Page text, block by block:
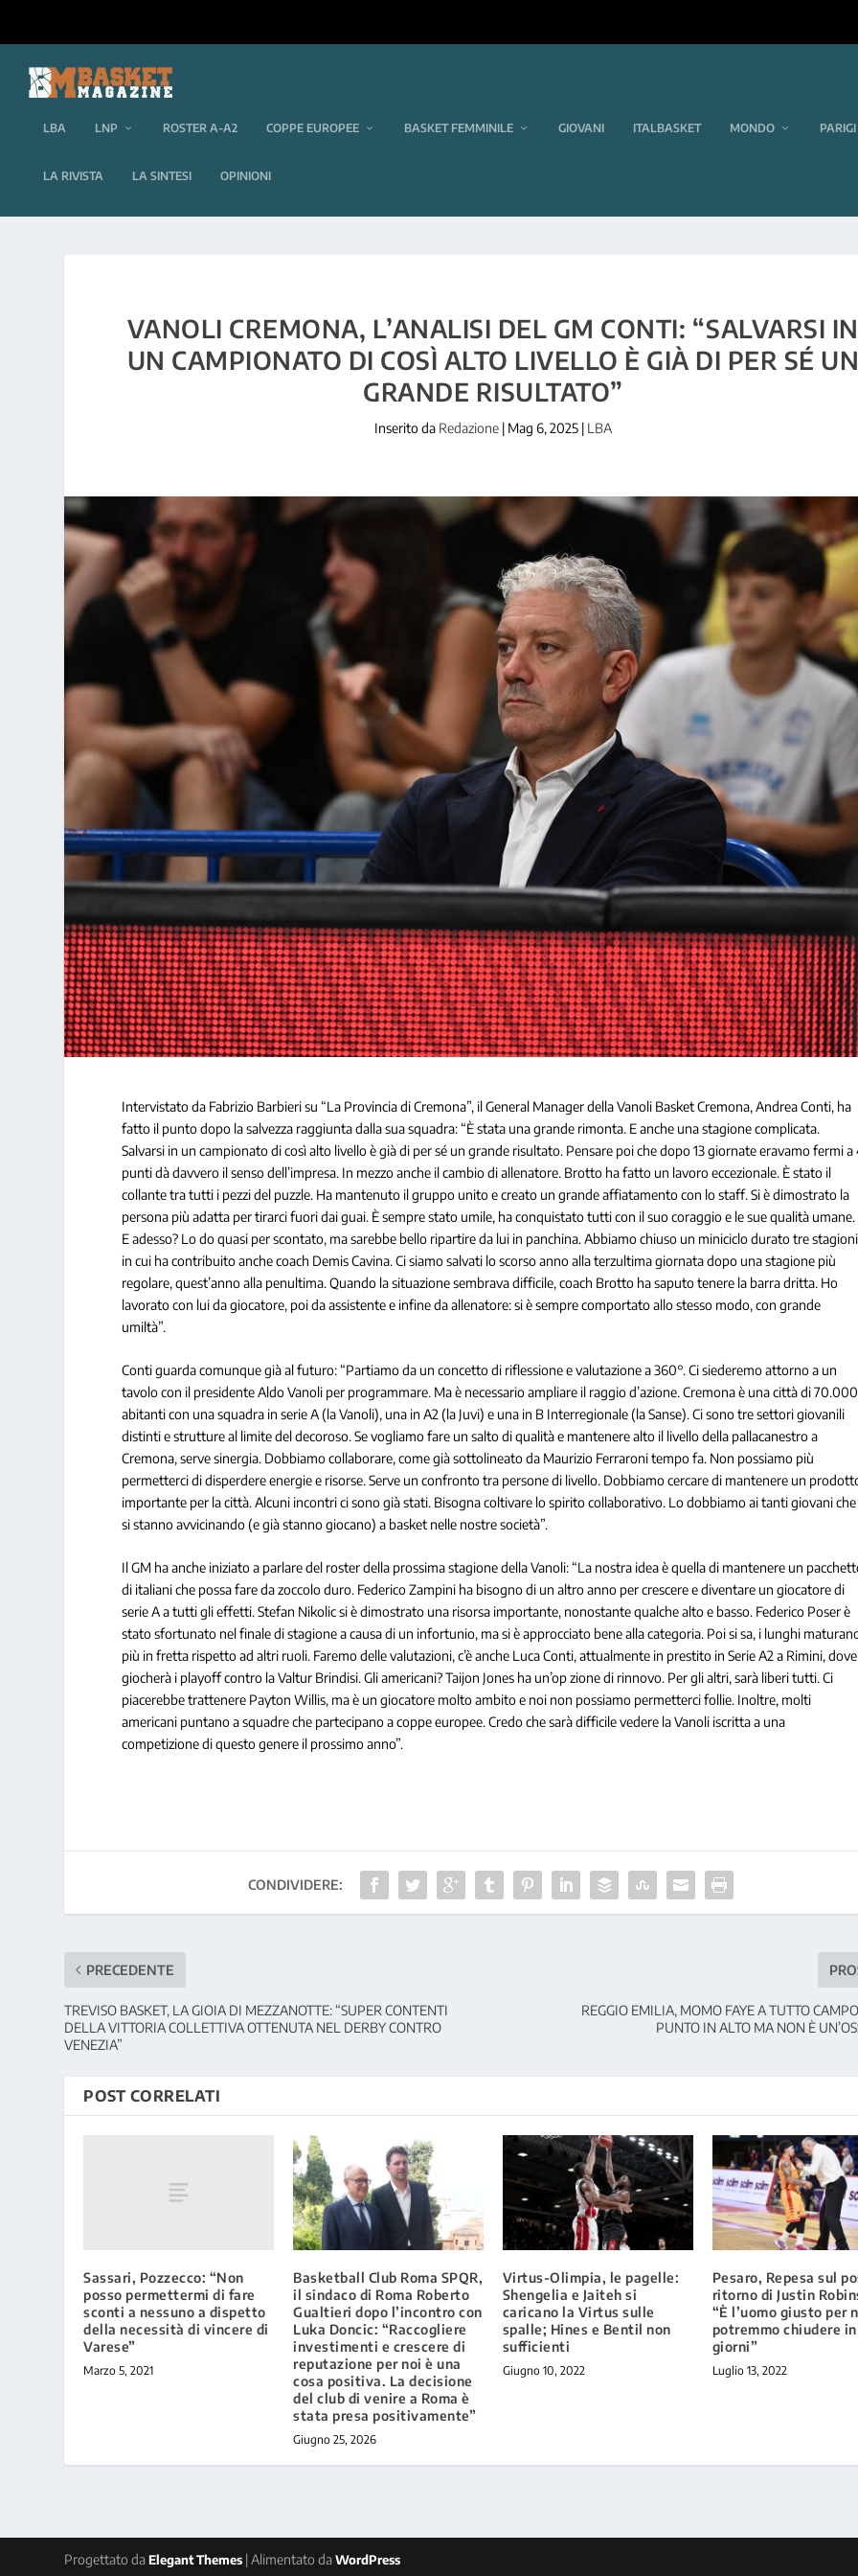
LBA LNP ROSTER A-A2 COPPE EUROPEE BASKET FEMMINILE GIOVANI ITALBASKET MONDO
LA RIVISTA LA SINTESI OPINIONI
VANOLI CREMONA, L’ANALISI DEL GM CONTI: “SALVARSI IN
UN CAMPIONATO DI COSÌ ALTO LIVELLO È GIÀ DI PER SÉ UN
GRANDE RISULTATO”
Inserito da Redazione| Mag 6, 2025| LBA
Intervistato da Fabrizio Barbieri su “La Provincia di Cremona”, il General Manager della Vanoli Basket Cremona, Andrea Conti, ha
fatto il punto dopo la salvezza raggiunta dalla sua squadra: “È stata una grande rimonta. E anche una stagione complicata.
Salvarsi in un campionato di così alto livello è già di per sé un grande risultato. Pensare poi che dopo 13 giornate eravamo fermi a
punti dà davvero il senso dell’impresa. In mezzo anche il cambio di allenatore. Brotto ha fatto un lavoro eccezionale. È stato il
collante tra tutti i pezzi del puzzle. Ha mantenuto il gruppo unito e creato un grande affiatamento con lo staff. Si è dimostrato la
persona più adatta per tirarci fuori dai guai. È sempre stato umile, ha conquistato tutti con il suo coraggio e le sue qualità umane.
E adesso? Lo do quasi per scontato, ma sarebbe bello ripartire da lui in panchina. Abbiamo chiuso un miniciclo durato tre
in cui ha contribuito anche coach Demis Cavina. Ci siamo salvati lo scorso anno alla terzultima giornata dopo una stagione più
regolare, quest’anno alla penultima. Quando la situazione sembrava difficile, coach Brotto ha saputo tenere la barra dritta. Ho
lavorato con lui da giocatore, poi da assistente e infine da allenatore: si è sempre comportato allo stesso modo, con grande
umiltà”.
Conti guarda comunque già al futuro: “Partiamo da un concetto di riflessione e valutazione a 360°. Ci siederemo attorno a un
tavolo con il presidente Aldo Vanoli per programmare. Ma è necessario ampliare il raggio d’azione. Cremona è una città di 70.000
abitanti con una squadra in serie A (la Vanoli), una in A2 (la Juvi) e una in B Interregionale (la Sanse). Ci sono tre settori giovanili
distinti e strutture al limite del decoroso. Se vogliamo fare un salto di qualità e mantenere alto il livello della pallacanestro a
Cremona, serve sinergia. Dobbiamo collaborare, come già sottolineato da Maurizio Ferraroni tempo fa. Non possiamo più
permetterci di disperdere energie e risorse. Serve un confronto tra persone di livello. Dobbiamo cercare di mantenere un
importante per la città. Alcuni incontri ci sono già stati. Bisogna coltivare lo spirito collaborativo. Lo dobbiamo ai tanti giovani che
si stanno avvicinando (e già stanno giocano) a basket nelle nostre società”.
Il GM ha anche iniziato a parlare del roster della prossima stagione della Vanoli: “La nostra idea è quella di mantenere un
di italiani che possa fare da zoccolo duro. Federico Zampini ha bisogno di un altro anno per crescere e diventare un giocatore di
serie A a tutti gli effetti. Stefan Nikolic si è dimostrato una risorsa importante, nonostante qualche alto e basso. Federico Poser è
stato sfortunato nel finale di stagione a causa di un infortunio, ma si è approcciato bene alla categoria. Poi si sa, i lunghi
più in fretta rispetto ad altri ruoli. Faremo delle valutazioni, c’è anche Luca Conti, attualmente in prestito in Serie A2 a Rimini, dove
giocherà i playoff contro la Valtur Brindisi. Gli americani? Taijon Jones ha un’op zione di rinnovo. Per gli altri, sarà liberi tutti. Ci
piacerebbe trattenere Payton Willis, ma è un giocatore molto ambito e noi non possiamo permetterci follie. Inoltre, molti
americani puntano a squadre che partecipano a coppe europee. Credo che sarà difficile vedere la Vanoli iscritta a una
competizione di questo genere il prossimo anno”.
CONDIVIDERE:
PRECEDENTE
TREVISO BASKET, LA GIOIA DI MEZZANOTTE: “SUPER CONTENTI
DELLA VITTORIA COLLETTIVA OTTENUTA NEL DERBY CONTRO
VENEZIA”
REGGIO EMILIA, MOMO FAYE A TUTTO
PUNTO IN ALTO MA NON È
POST CORRELATI
Sassari, Pozzecco: “Non
posso permettermi di fare
sconti a nessuno a dispetto
della necessità di vincere di
Varese”
Marzo 5, 2021
Basketball Club Roma SPQR,
il sindaco di Roma Roberto
Gualtieri dopo l’incontro con
Luka Doncic: “Raccogliere
investimenti e crescere di
reputazione per noi è una
cosa positiva. La decisione
del club di venire a Roma è
stata presa positivamente”
Giugno 25, 2026
Virtus-Olimpia, le pagelle:
Shengelia e Jaiteh si
caricano la Virtus sulle
spalle; Hines e Bentil non
sufficienti
Giugno 10, 2022
Pesaro, Repesa sul
ritorno di Justin
“È l’uomo giusto per
potremmo chiudere
giorni”
Luglio 13, 2022
Progettato daElegant Themes | Alimentato daWordPress